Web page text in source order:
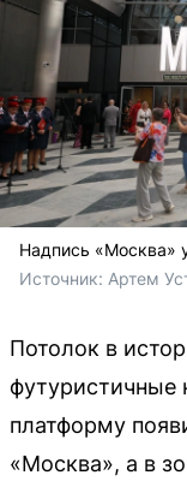
Надпись «Москва»
Источник: Артем
Потолок в
футуристичные
платформу
«Москва», а в